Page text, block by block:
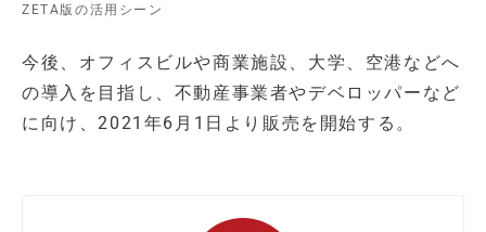
ZETA版の活用シーン
今後、オフィスビルや商業施設、大学、空港などへ
の導入を目指し、不動産事業者やデベロッパーなど
に向け、2021年6月1日より販売を開始する。